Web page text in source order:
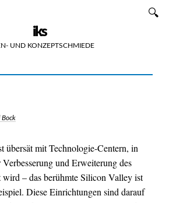
iks
UND KONZEPTSCHMIEDE
Bock
übersät mit Technologie-Centern, in
und Erweiterung des
wird – das berühmte Silicon Valley ist
Diese Einrichtungen sind darauf